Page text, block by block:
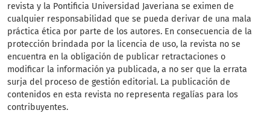
revista y la Pontificia Universidad Javeriana se eximen de
cualquier responsabilidad que se pueda derivar de una mala
práctica ética por parte de los autores. En consecuencia de la
protección brindada por la licencia de uso, la revista no se
encuentra en la obligación de publicar retractaciones o
modificar la información ya publicada, a no ser que la errata
surja del proceso de gestión editorial. La publicación de
contenidos en esta revista no representa regalías para los
contribuyentes.